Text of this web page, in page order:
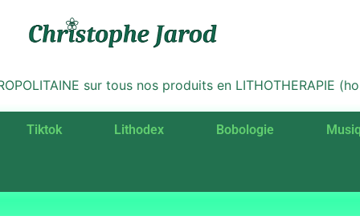
sur tous nos produits en LITHOTHERAPIE
Tiktok Lithodex Bobologie